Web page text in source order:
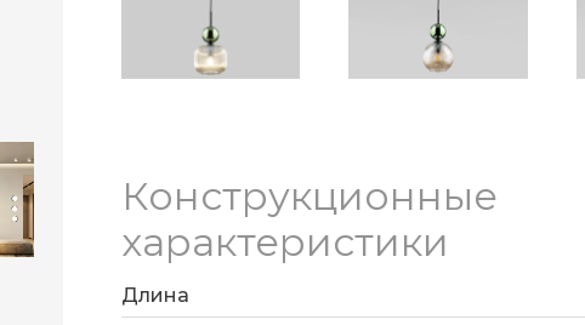
Конструкционные
характеристики
Длина